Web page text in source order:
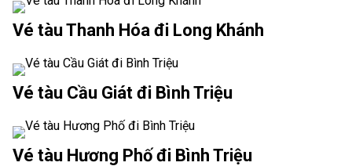
Vé tàu Thanh Hóa đi Long Khánh
Vé tàu Cầu Giát đi Bình Triệu
Vé tàu Hương Phố đi Bình Triệu